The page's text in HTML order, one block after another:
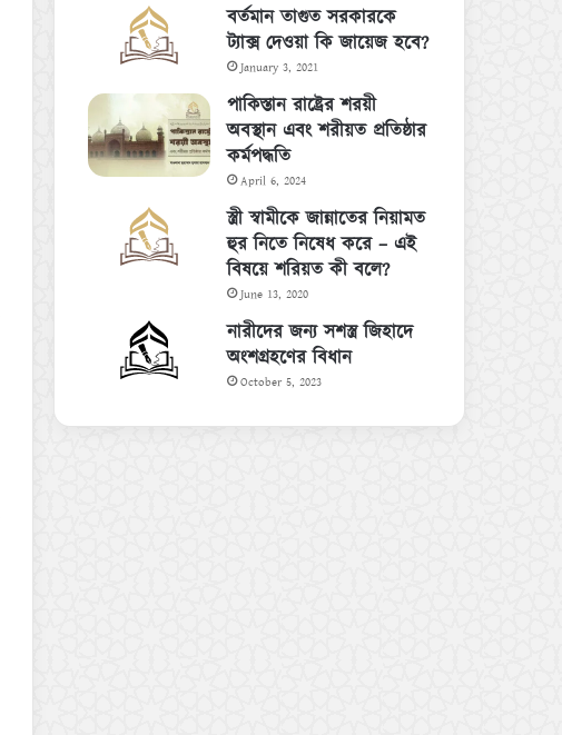
বর্তমান তাগুত সরকারকে
ট্যাক্স দেওয়া কি জায়েজ হবে?
January 3, 2021
পাকিস্তান রাষ্ট্রের শরয়ী
অবস্থান এবং শরীয়ত প্রতিষ্ঠার
কর্মপদ্ধতি
April 6, 2024
স্ত্রী স্বামীকে জান্নাতের নিয়ামত
হুর নিতে নিষেধ করে – এই
বিষয়ে শরিয়ত কী বলে?
June 13, 2020
নারীদের জন্য সশস্ত্র জিহাদে
অংশগ্রহণের বিধান
October 5, 2023